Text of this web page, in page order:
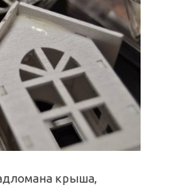
крыша,